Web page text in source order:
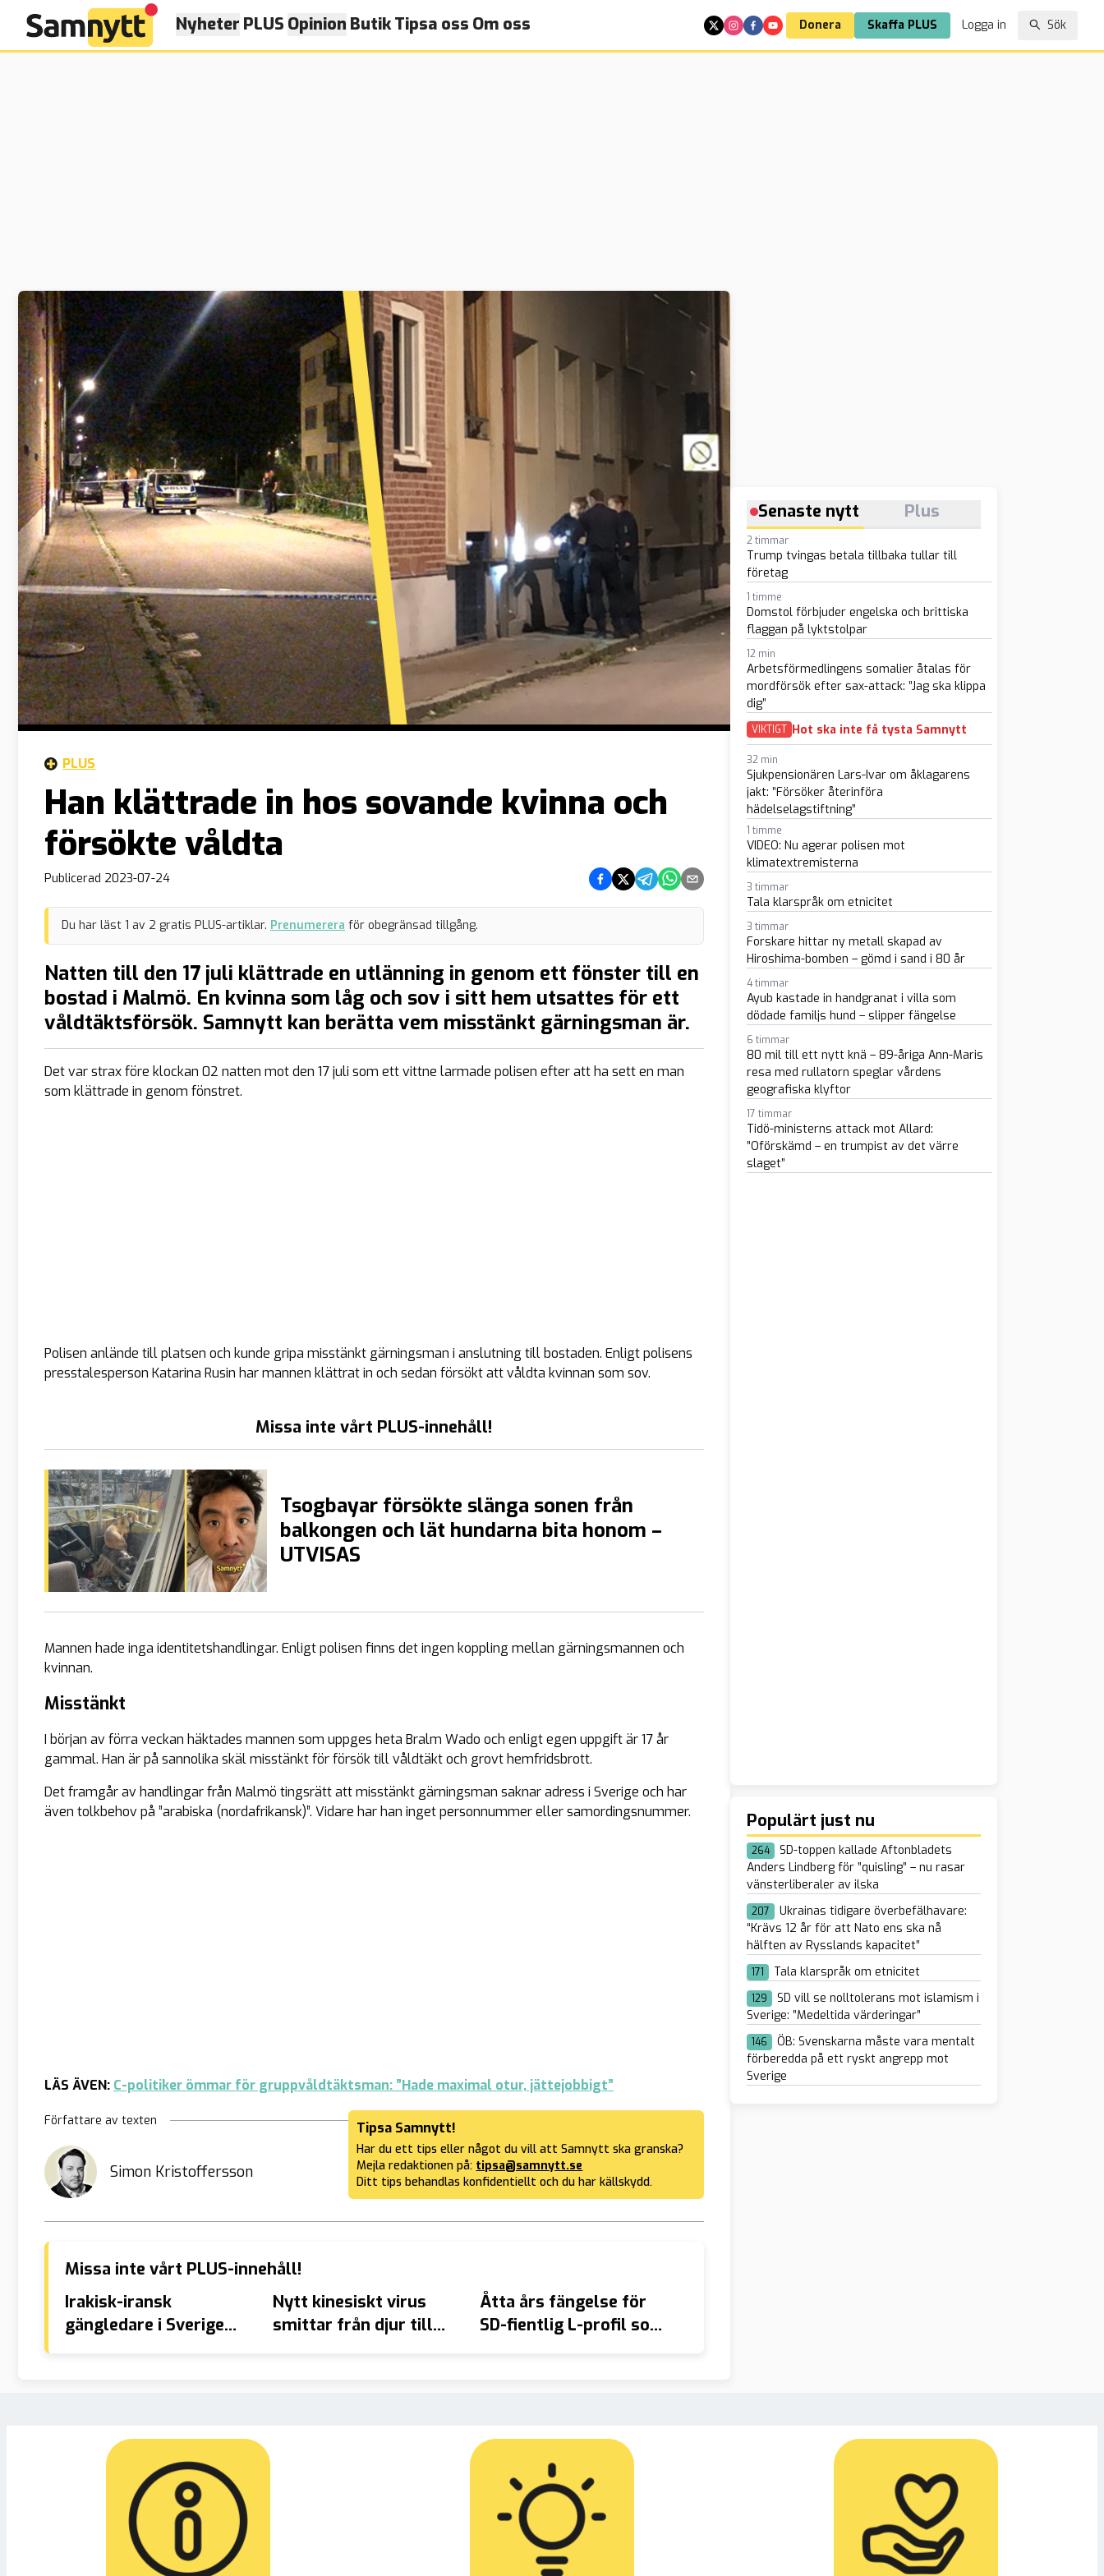
Nyheter PLUS Opinion ButikTipsa oss Om oss Donera Skaffa PLUS Logga in Sök
PLUS
Han klättrade in hos sovande kvinna och
försökte våldta
Publicerad 2023-07-24 Dela på Facebook
Dela på Twitter
Dela på Telegram
Dela på Whatsapp
Dela via e-post
Du har läst 1 av 2 gratis PLUS-artiklar. Prenumerera för obegränsad tillgång.
Natten till den 17 juli klättrade en utlänning in genom ett fönster till en
bostad i Malmö. En kvinna som låg och sov i sitt hem utsattes för ett
våldtäktsförsök. Samnytt kan berätta vem misstänkt gärningsman är.
Det var strax före klockan 02 natten mot den 17 juli som ett vittne larmade polisen efter att ha sett en man
som klättrade in genom fönstret.
Polisen anlände till platsen och kunde gripa misstänkt gärningsman i anslutning till bostaden. Enligt polisens
presstalesperson Katarina Rusin har mannen klättrat in och sedan försökt att våldta kvinnan som sov.
Missa inte vårt PLUS-innehåll!
Tsogbayar försökte slänga sonen från
balkongen och lät hundarna bita honom –
UTVISAS
Mannen hade inga identitetshandlingar. Enligt polisen finns det ingen koppling mellan gärningsmannen och
kvinnan.
Misstänkt
I början av förra veckan häktades mannen som uppges heta Bralm Wado och enligt egen uppgift är 17 år
gammal. Han är på sannolika skäl misstänkt för försök till våldtäkt och grovt hemfridsbrott.
Det framgår av handlingar från Malmö tingsrätt att misstänkt gärningsman saknar adress i Sverige och har
även tolkbehov på ”arabiska (nordafrikansk)”. Vidare har han inget personnummer eller samordingsnummer.
LÄS ÄVEN: C-politiker ömmar för gruppvåldtäktsman: ”Hade maximal otur, jättejobbigt”
Författare av texten
Simon Kristoffersson
Tipsa Samnytt!
Har du ett tips eller något du vill att Samnytt ska granska?
Mejla redaktionen på: tipsa@samnytt.se
Ditt tips behandlas konfidentiellt och du har källskydd.
Missa inte vårt PLUS-innehåll!
Irakisk-iransk
gängledare i Sverige
Nytt kinesiskt virus
smittar från djur till
Åtta års fängelse för
SD-fientlig L-profil som
Senaste nytt Plus
2 timmar
Trump tvingas betala tillbaka tullar till
företag
1 timme
Domstol förbjuder engelska och brittiska
flaggan på lyktstolpar
12 min
Arbetsförmedlingens somalier åtalas för
mordförsök efter sax-attack: ”Jag ska klippa
dig”
VIKTIGT Hot ska inte få tysta Samnytt
32 min
Sjukpensionären Lars-Ivar om åklagarens
jakt: ”Försöker återinföra
hädelselagstiftning”
1 timme
VIDEO: Nu agerar polisen mot
klimatextremisterna
3 timmar
Tala klarspråk om etnicitet
3 timmar
Forskare hittar ny metall skapad av
Hiroshima-bomben – gömd i sand i 80 år
4 timmar
Ayub kastade in handgranat i villa som
dödade familjs hund – slipper fängelse
6 timmar
80 mil till ett nytt knä – 89-åriga Ann-Maris
resa med rullatorn speglar vårdens
geografiska klyftor
17 timmar
Tidö-ministerns attack mot Allard:
”Oförskämd – en trumpist av det värre
slaget”
Populärt just nu
264
SD-toppen kallade Aftonbladets
Anders Lindberg för ”quisling” – nu rasar
vänsterliberaler av ilska
207
Ukrainas tidigare överbefälhavare:
“Krävs 12 år för att Nato ens ska nå
hälften av Rysslands kapacitet”
171 Tala klarspråk om etnicitet
129
SD vill se nolltolerans mot islamism i
Sverige: ”Medeltida värderingar”
146
ÖB: Svenskarna måste vara mentalt
förberedda på ett ryskt angrepp mot
Sverige